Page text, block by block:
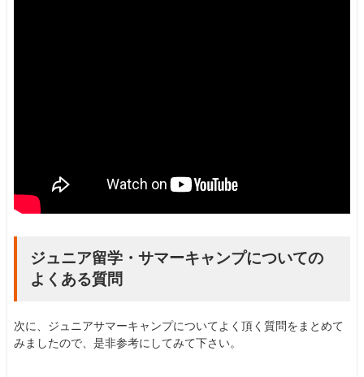
ジュニア留学・サマーキャンプについての
よくある質問
次に、ジュニアサマーキャンプについてよく頂く質問をまとめて
みましたので、是非参考にしてみて下さい。